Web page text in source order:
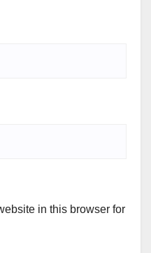
in this browser for